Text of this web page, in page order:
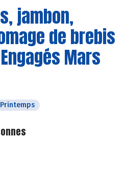
jambon,
de brebis
Mars
Printemps